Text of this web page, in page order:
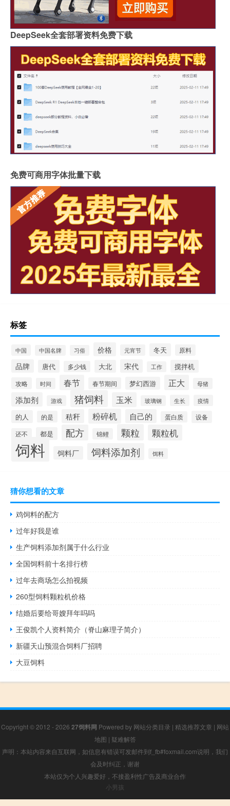
DeepSeek全套部署资料免费下载
免费可商用字体批量下载
标签
中国 中国名牌 习俗 价格 元宵节 冬天 原料
品牌 唐代 多少钱 大北 宋代 工作 搅拌机
攻略 时间 春节 春节期间 梦幻西游 正大 母猪
添加剂 游戏 猪饲料 玉米 玻璃钢 生长 疫情
的人 的是 秸秆 粉碎机 自己的 蛋白质 设备
还不 都是 配方 锦鲤 颗粒 颗粒机
饲料 饲料厂 饲料添加剂 饵料
猜你想看的文章
鸡饲料的配方
过年好我是谁
生产饲料添加剂属于什么行业
全国饲料前十名排行榜
过年去商场怎么拍视频
260型饲料颗粒机价格
结婚后要给哥嫂拜年吗吗
王俊凯个人资料简介（脊山麻理子简介）
新疆天山预混合饲料厂招聘
大豆饲料
Copyright © 2012 - 2026 27饲料网 Powered by 网站分类目录 | 精选推荐文章 | 网站
地图 | 疑难解答
声明：本站内容来自互联网，如信息有错误可发邮件到f_fb#foxmail.com说明，我们
会及时纠正，谢谢
本站仅为个人兴趣爱好，不接盈利性广告及商业合作
小男孩